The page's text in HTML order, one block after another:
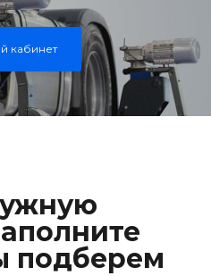
кабинет
подберем